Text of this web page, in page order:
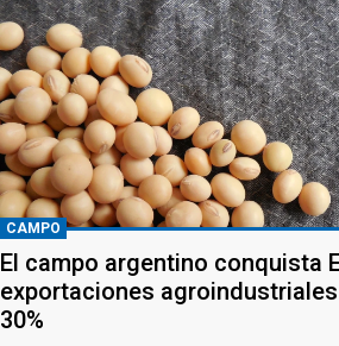
CAMPO
El campo argentino conquista
exportaciones
30%